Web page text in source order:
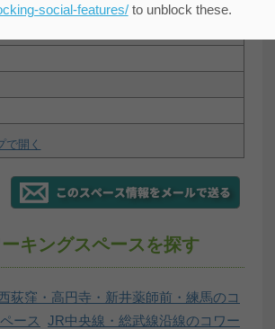
で開く
キングスペースを探す
荻窪・高円寺・新井薬師前・練馬のコ
ース
JR中央線・総武線沿線のコワー
social-features/to unblock these.